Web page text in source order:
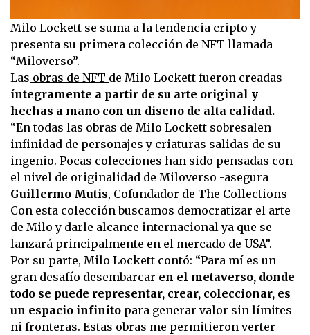
Milo Lockett se suma a la tendencia cripto y
presenta su primera colección de NFT llamada
“Miloverso”.
Las obras de NFT de Milo Lockett fueron creadas
íntegramente a partir de su arte original y
hechas a mano con un diseño de alta calidad.
“En todas las obras de Milo Lockett sobresalen
infinidad de personajes y criaturas salidas de su
ingenio. Pocas colecciones han sido pensadas con
el nivel de originalidad de Miloverso -asegura
Guillermo Mutis, Cofundador de The Collections-
Con esta colección buscamos democratizar el arte
de Milo y darle alcance internacional ya que se
lanzará principalmente en el mercado de USA”.
Por su parte, Milo Lockett contó: “Para mí es un
gran desafío desembarcar en el metaverso, donde
todo se puede representar, crear, coleccionar, es
un espacio infinito para generar valor sin límites
ni fronteras. Estas obras me permitieron verter